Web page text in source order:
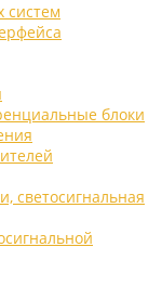
систем
блоки
светосигнальная